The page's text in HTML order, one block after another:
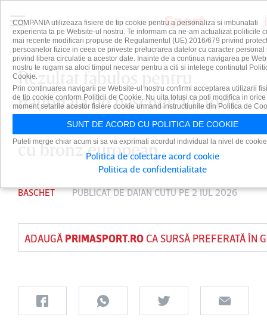
Rezultat fabulos pentru
naţionala de baschet! Victorie
cu Grecia, medaliata en-titre
cu bronz european
BASCHET PUBLICAT DEDAIAN CUTUPE 2 IUL 2026
ADAUGĂ PRIMASPORT.ROCA SURSĂ PREFERATĂ ÎN
COMPANIA utilizeaza fisiere de tip cookie pentru a personaliza si imbunatati
experienta ta pe Website-ul nostru. Te informam ca ne-am actualizat politicile
mai recente modificari propuse de Regulamentul (UE) 2016/679 privind
persoanelor fizice in ceea ce priveste prelucrarea datelor cu caracter personal
privind libera circulatie a acestor date. Inainte de a continua navigarea pe
nostru te rugam sa aloci timpul necesar pentru a citi si intelege continutul
Cookie.
Prin continuarea navigarii pe Website-ul nostru confirmi acceptarea utilizarii
de tip cookie conform Politicii de Cookie. Nu uita totusi ca poti modifica in orice
moment setarile acestor fisiere cookie urmand instructiunile din Politica de
SUNT DE ACORD CU POLITICA DE COOKIE
Puteti merge chiar acum si sa va exprimati acordul individual la nivel de
Politica de colectare acord cookie
Politica de confidentialitate